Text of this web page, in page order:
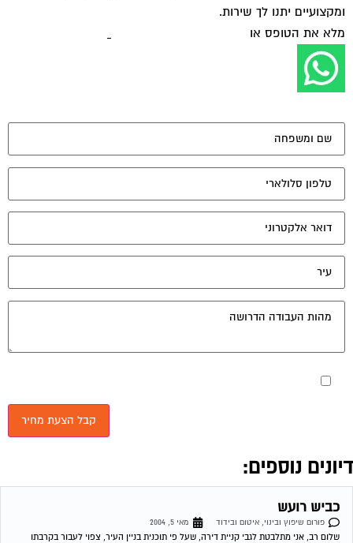
ומקצועיים יתנו לך שירות.
מלא את הטופס אולחץ לשליחת הודעת ווצאפ
מאשר את תנאי הפרטיות
נוספים:
כביש רועש
פורום שיפוץ ובינוי, איטום ובידוד
מאי 5, 2004
שלום רב, אני מתלבטת לגבי קניית דירה, שעל פי תוכנית בניין העיר, צפוי לעבור בקרבתו